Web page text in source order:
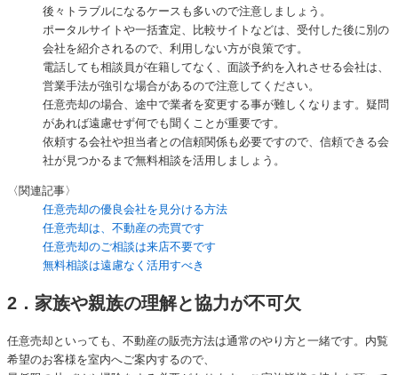
後々トラブルになるケースも多いので注意しましょう。
ポータルサイトや一括査定、比較サイトなどは、受付した後に別の
会社を紹介されるので、利用しない方が良策です。
電話しても相談員が在籍してなく、面談予約を入れさせる会社は、
営業手法が強引な場合があるので注意してください。
任意売却の場合、途中で業者を変更する事が難しくなります。疑問
があれば遠慮せず何でも聞くことが重要です。
依頼する会社や担当者との信頼関係も必要ですので、信頼できる会
社が見つかるまで無料相談を活用しましょう。
〈関連記事〉
任意売却の優良会社を見分ける方法
任意売却は、不動産の売買です
任意売却のご相談は来店不要です
無料相談は遠慮なく活用すべき
2．家族や親族の理解と協力が不可欠
任意売却といっても、不動産の販売方法は通常のやり方と一緒です。内覧
希望のお客様を室内へご案内するので、